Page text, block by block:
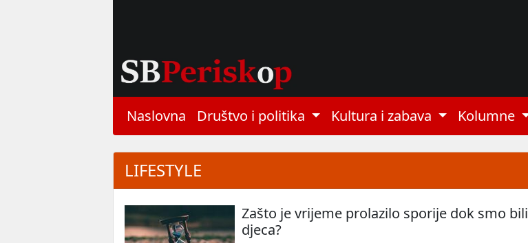
Naslovna Društvo i politika Kultura i zabava Kolumne
LIFESTYLE
Zašto je vrijeme prolazilo sporije dok smo bili
djeca?